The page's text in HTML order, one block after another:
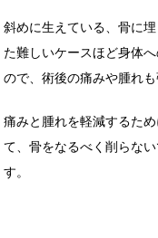
斜めに生えている、骨に
た難しいケースほど身体
ので、術後の痛みや腫れ
痛みと腫れを軽減するた
て、骨をなるべく削らな
す。